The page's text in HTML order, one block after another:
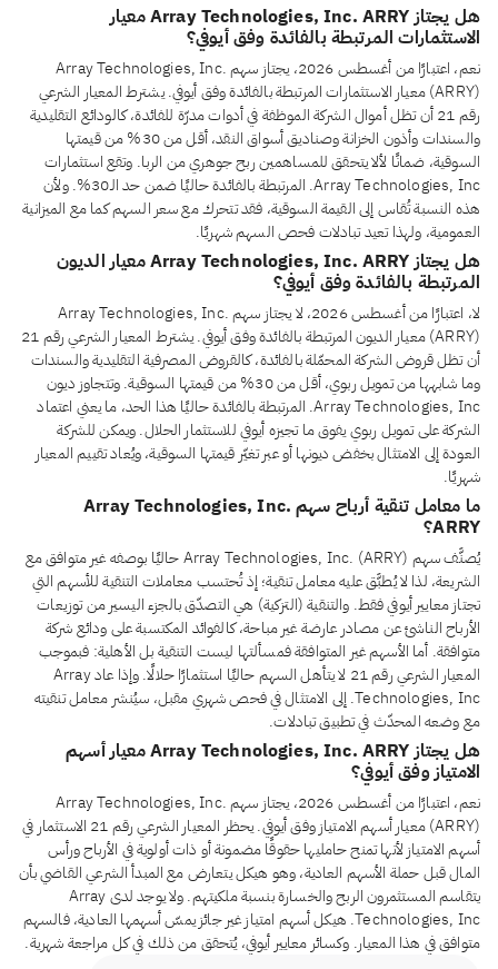
هل يجتاز Array Technologies, Inc. ARRY معيار
الاستثمارات المرتبطة بالفائدة وفق أيوفي؟
نعم، اعتبارًا من أغسطس 2026، يجتاز سهم Array Technologies, Inc.
(ARRY) معيار الاستثمارات المرتبطة بالفائدة وفق أيوفي. يشترط المعيار الشرعي
رقم 21 أن تظل أموال الشركة الموظفة في أدوات مدرّة للفائدة، كالودائع التقليدية
والسندات وأذون الخزانة وصناديق أسواق النقد، أقل من 30% من قيمتها
السوقية، ضمانًا لألا يتحقق للمساهمين ربح جوهري من الربا. وتقع استثمارات
Array Technologies, Inc. المرتبطة بالفائدة حاليًا ضمن حد الـ30%. ولأن
هذه النسبة تُقاس إلى القيمة السوقية، فقد تتحرك مع سعر السهم كما مع الميزانية
العمومية، ولهذا تعيد تبادلات فحص السهم شهريًا.
هل يجتاز Array Technologies, Inc. ARRY معيار الديون
المرتبطة بالفائدة وفق أيوفي؟
لا، اعتبارًا من أغسطس 2026، لا يجتاز سهم Array Technologies, Inc.
(ARRY) معيار الديون المرتبطة بالفائدة وفق أيوفي. يشترط المعيار الشرعي رقم 21
أن تظل قروض الشركة المحمّلة بالفائدة، كالقروض المصرفية التقليدية والسندات
وما شابهها من تمويل ربوي، أقل من 30% من قيمتها السوقية. وتتجاوز ديون
Array Technologies, Inc. المرتبطة بالفائدة حاليًا هذا الحد، ما يعني اعتماد
الشركة على تمويل ربوي يفوق ما تجيزه أيوفي للاستثمار الحلال. ويمكن للشركة
العودة إلى الامتثال بخفض ديونها أو عبر تغيّر قيمتها السوقية، ويُعاد تقييم المعيار
شهريًا.
ما معامل تنقية أرباح سهم Array Technologies, Inc.
ARRY؟
يُصنَّف سهم Array Technologies, Inc. (ARRY) حاليًا بوصفه غير متوافق مع
الشريعة، لذا لا يُطبَّق عليه معامل تنقية؛ إذ تُحتسب معاملات التنقية للأسهم التي
تجتاز معايير أيوفي فقط. والتنقية (التزكية) هي التصدّق بالجزء اليسير من توزيعات
الأرباح الناشئ عن مصادر عارضة غير مباحة، كالفوائد المكتسبة على ودائع شركة
متوافقة. أما الأسهم غير المتوافقة فمسألتها ليست التنقية بل الأهلية: فبموجب
المعيار الشرعي رقم 21 لا يتأهل السهم حاليًا استثمارًا حلالًا. وإذا عاد Array
Technologies, Inc. إلى الامتثال في فحص شهري مقبل، سيُنشر معامل تنقيته
مع وضعه المحدّث في تطبيق تبادلات.
هل يجتاز Array Technologies, Inc. ARRY معيار أسهم
الامتياز وفق أيوفي؟
نعم، اعتبارًا من أغسطس 2026، يجتاز سهم Array Technologies, Inc.
(ARRY) معيار أسهم الامتياز وفق أيوفي. يحظر المعيار الشرعي رقم 21 الاستثمار في
أسهم الامتياز لأنها تمنح حامليها حقوقًا مضمونة أو ذات أولوية في الأرباح ورأس
المال قبل حملة الأسهم العادية، وهو هيكل يتعارض مع المبدأ الشرعي القاضي بأن
يتقاسم المستثمرون الربح والخسارة بنسبة ملكيتهم. ولا يوجد لدى Array
Technologies, Inc. هيكل أسهم امتياز غير جائز يمسّ أسهمها العادية، فالسهم
متوافق في هذا المعيار. وكسائر معايير أيوفي، يُتحقق من ذلك في كل مراجعة شهرية.